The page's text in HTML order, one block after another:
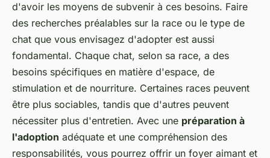
d'avoir les moyens de subvenir à ces besoins. Faire
des recherches préalables sur la race ou le type de
chat que vous envisagez d'adopter est aussi
fondamental. Chaque chat, selon sa race, a des
besoins spécifiques en matière d'espace, de
stimulation et de nourriture. Certaines races peuvent
être plus sociables, tandis que d'autres peuvent
nécessiter plus d'entretien. Avec une préparation à
l'adoption adéquate et une compréhension des
responsabilités, vous pourrez offrir un foyer aimant et